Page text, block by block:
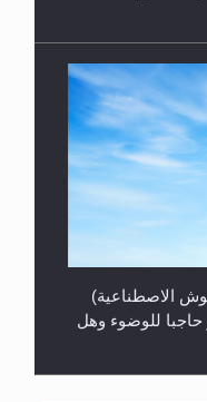
الاصطناعية)
حاجبا للوضوء وهل